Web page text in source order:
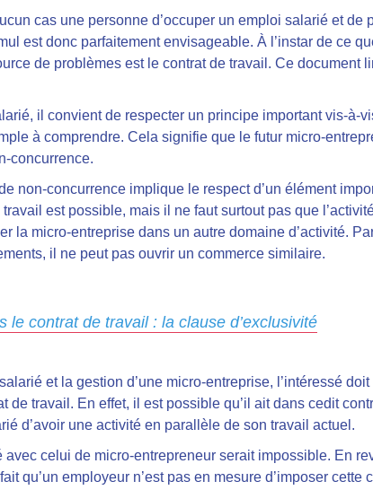
cas une personne d’occuper un emploi salarié et de
est donc parfaitement envisageable. À l’instar de ce
de problèmes est le contrat de travail. Ce document
il convient de respecter un principe important vis-à-
à comprendre. Cela signifie que le futur micro-
concurrence.
non-concurrence implique le respect d’un élément
est possible, mais il ne faut surtout pas que
la micro-entreprise dans un autre domaine d’activité.
il ne peut pas ouvrir un commerce similaire.
le contrat de travail : la clause d’exclusivité
et la gestion d’une micro-entreprise, l’intéressé
de travail. En effet, il est possible qu’il ait dans cedit
d’avoir une activité en parallèle de son travail actuel.
celui de micro-entrepreneur serait impossible. En
qu’un employeur n’est pas en mesure d’imposer cette